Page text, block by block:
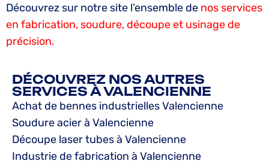
Découvrez sur notre site l’ensemble de nos services
en fabrication, soudure, découpe et usinage de
précision.
DÉCOUVREZ NOS AUTRES
SERVICES À VALENCIENNE
Achat de bennes industrielles Valencienne
Soudure acier à Valencienne
Découpe laser tubes à Valencienne
Industrie de fabrication à Valencienne